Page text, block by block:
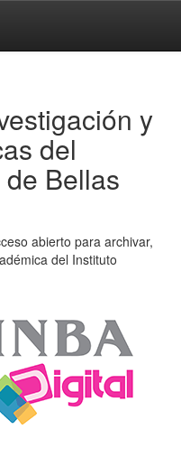
y
del
Bellas
abierto para archivar,
del Instituto